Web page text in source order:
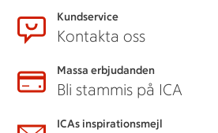
Kundservice
Kontakta oss
Massa erbjudanden
Bli stammis på ICA
ICAs inspirationsmejl